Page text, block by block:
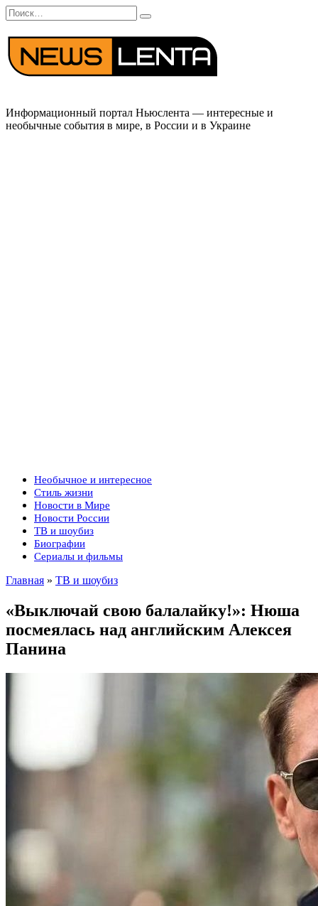
Перейти
к
содержанию
Search
for:
Информационный портал Ньюслента — интересные и
необычные события в мире, в России и в Украине
Необычное и интересное
Стиль жизни
Новости в Мире
Новости России
ТВ и шоубиз
Биографии
Сериалы и фильмы
Главная » ТВ и шоубиз
«Выключай свою балалайку!»: Нюша
посмеялась над английским Алексея
Панина